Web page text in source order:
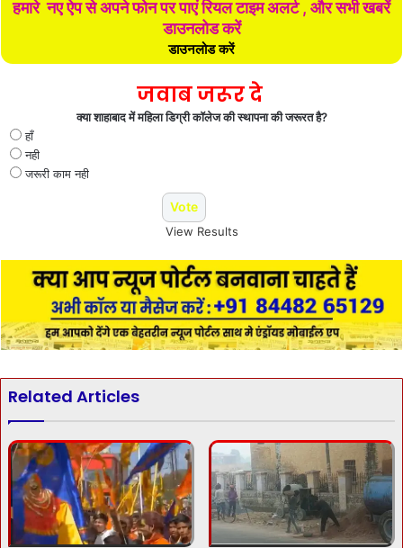
हमारे नए ऐप से अपने फोन पर पाएं रियल टाइम अलर्ट , और सभी खबरें
डाउनलोड करें
डाउनलोड करें
जवाब जरूर दे
क्या शाहाबाद में महिला डिग्री कॉलेज की स्थापना की जरूरत है?
हाँ
नही
जरूरी काम नही
View Results
Related Articles